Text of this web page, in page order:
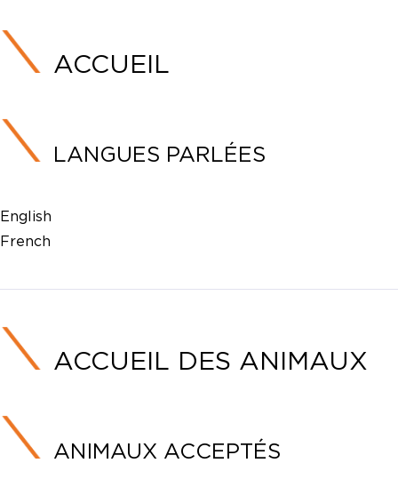
ACCUEIL
LANGUES PARLÉES
English
French
ACCUEIL DES ANIMAUX
ANIMAUX ACCEPTÉS